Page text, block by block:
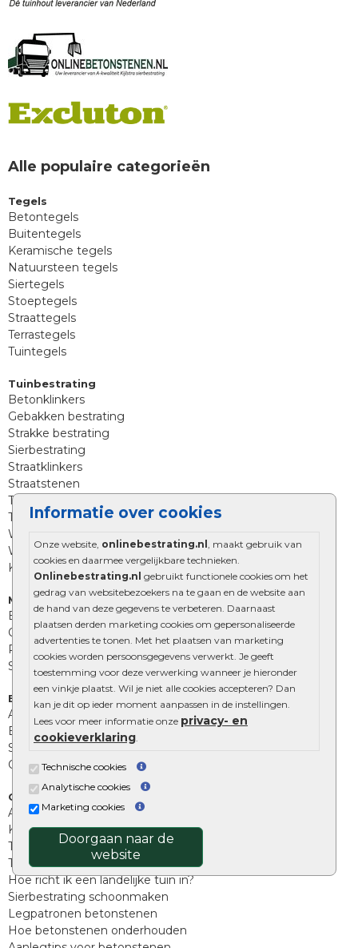
Informatie over cookies
Onze website, onlinebestrating.nl
, maakt gebruik van
cookies en daarmee vergelijkbare technieken.
Onlinebestrating.nl gebruikt functionele cookies om het
gedrag van websitebezoekers na te gaan en de website aan
de hand van deze gegevens te verbeteren. Daarnaast
plaatsen derden marketing cookies om gepersonaliseerde
advertenties te tonen. Met het plaatsen van marketing
cookies worden persoonsgegevens verwerkt. Je geeft
toestemming voor deze verwerking wanneer je hieronder
een vinkje plaatst. Wil je niet alle cookies accepteren? Dan
kan je dit op ieder moment aanpassen in de instellingen.
Lees voor meer informatie onze privacy- en
cookieverklaring
Technische cookies
Analytische cookies
Marketing cookies
Doorgaan naar de
website
Alle populaire categorieën
Tegels
Betontegels
Buitentegels
Keramische tegels
Natuursteen tegels
Siertegels
Stoeptegels
Straattegels
Terrastegels
Tuintegels
Tuinbestrating
Betonklinkers
Gebakken bestrating
Strakke bestrating
Sierbestrating
Straatklinkers
Straatstenen
Trommelstenen
Tuinstenen
Waalformaat
Wildverband bestrating
Kingstones
Muurelementen
Betonbielzen
Opsluitbanden
Palissades
Stapelblokken
Extra benodigdheden
Afwatering en diversen
Beplantings en betonelementen
Split, grind en zand
Oprit tegels
Overig
Aanbiedingen
Kunstgras
Tuintegels outlet
Terrastegels leggen
Hoe richt ik een landelijke tuin in?
Sierbestrating schoonmaken
Legpatronen betonstenen
Hoe betonstenen onderhouden